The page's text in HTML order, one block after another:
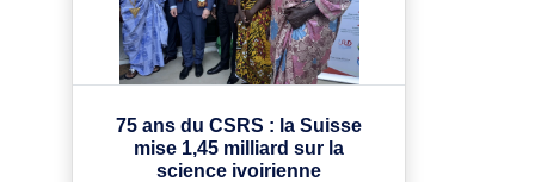
75 ans du CSRS : la Suisse
mise 1,45 milliard sur la
science ivoirienne